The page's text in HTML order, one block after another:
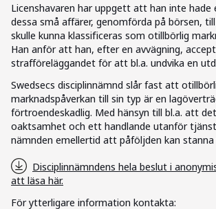
Licenshavaren har uppgett att han inte
dessa små affärer, genomförda på börsen,
skulle kunna klassificeras som otillbörlig
Han anför att han, efter en avvägning,
strafföreläggandet för att bl.a. undvika en
Swedsecs disciplinnämnd slår fast att
marknadspåverkan till sin typ är en
förtroendeskadlig. Med hänsyn till bl.a. att
oaktsamhet och ett handlande utanför
nämnden emellertid att påföljden kan stanna
Disciplinnämndens hela beslut i
att läsa här.
För ytterligare information kontakta: